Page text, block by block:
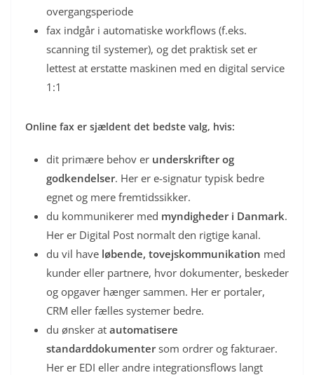
overgangsperiode
fax indgår i automatiske workflows (f.eks.
scanning til systemer), og det praktisk set er
lettest at erstatte maskinen med en digital service
1:1
Online fax er sjældent det bedste valg, hvis:
dit primære behov er underskrifter og
godkendelser. Her er e-signatur typisk bedre
egnet og mere fremtidssikker.
du kommunikerer med myndigheder i Danmark.
Her er Digital Post normalt den rigtige kanal.
du vil have løbende, tovejskommunikation med
kunder eller partnere, hvor dokumenter, beskeder
og opgaver hænger sammen. Her er portaler,
CRM eller fælles systemer bedre.
du ønsker at automatisere
standarddokumentersom ordrer og fakturaer.
Her er EDI eller andre integrationsflows langt